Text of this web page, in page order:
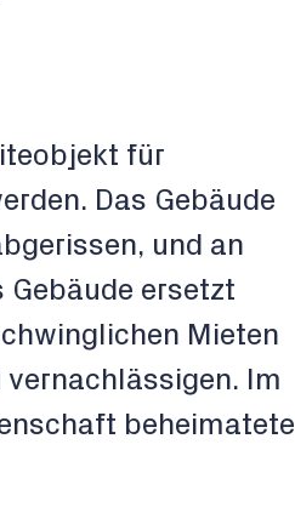
für
Das Gebäude
und an
ersetzt
Mieten
Im
beheimatete